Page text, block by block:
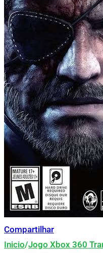
Compartilhar
Inicio/Jogo Xbox 360